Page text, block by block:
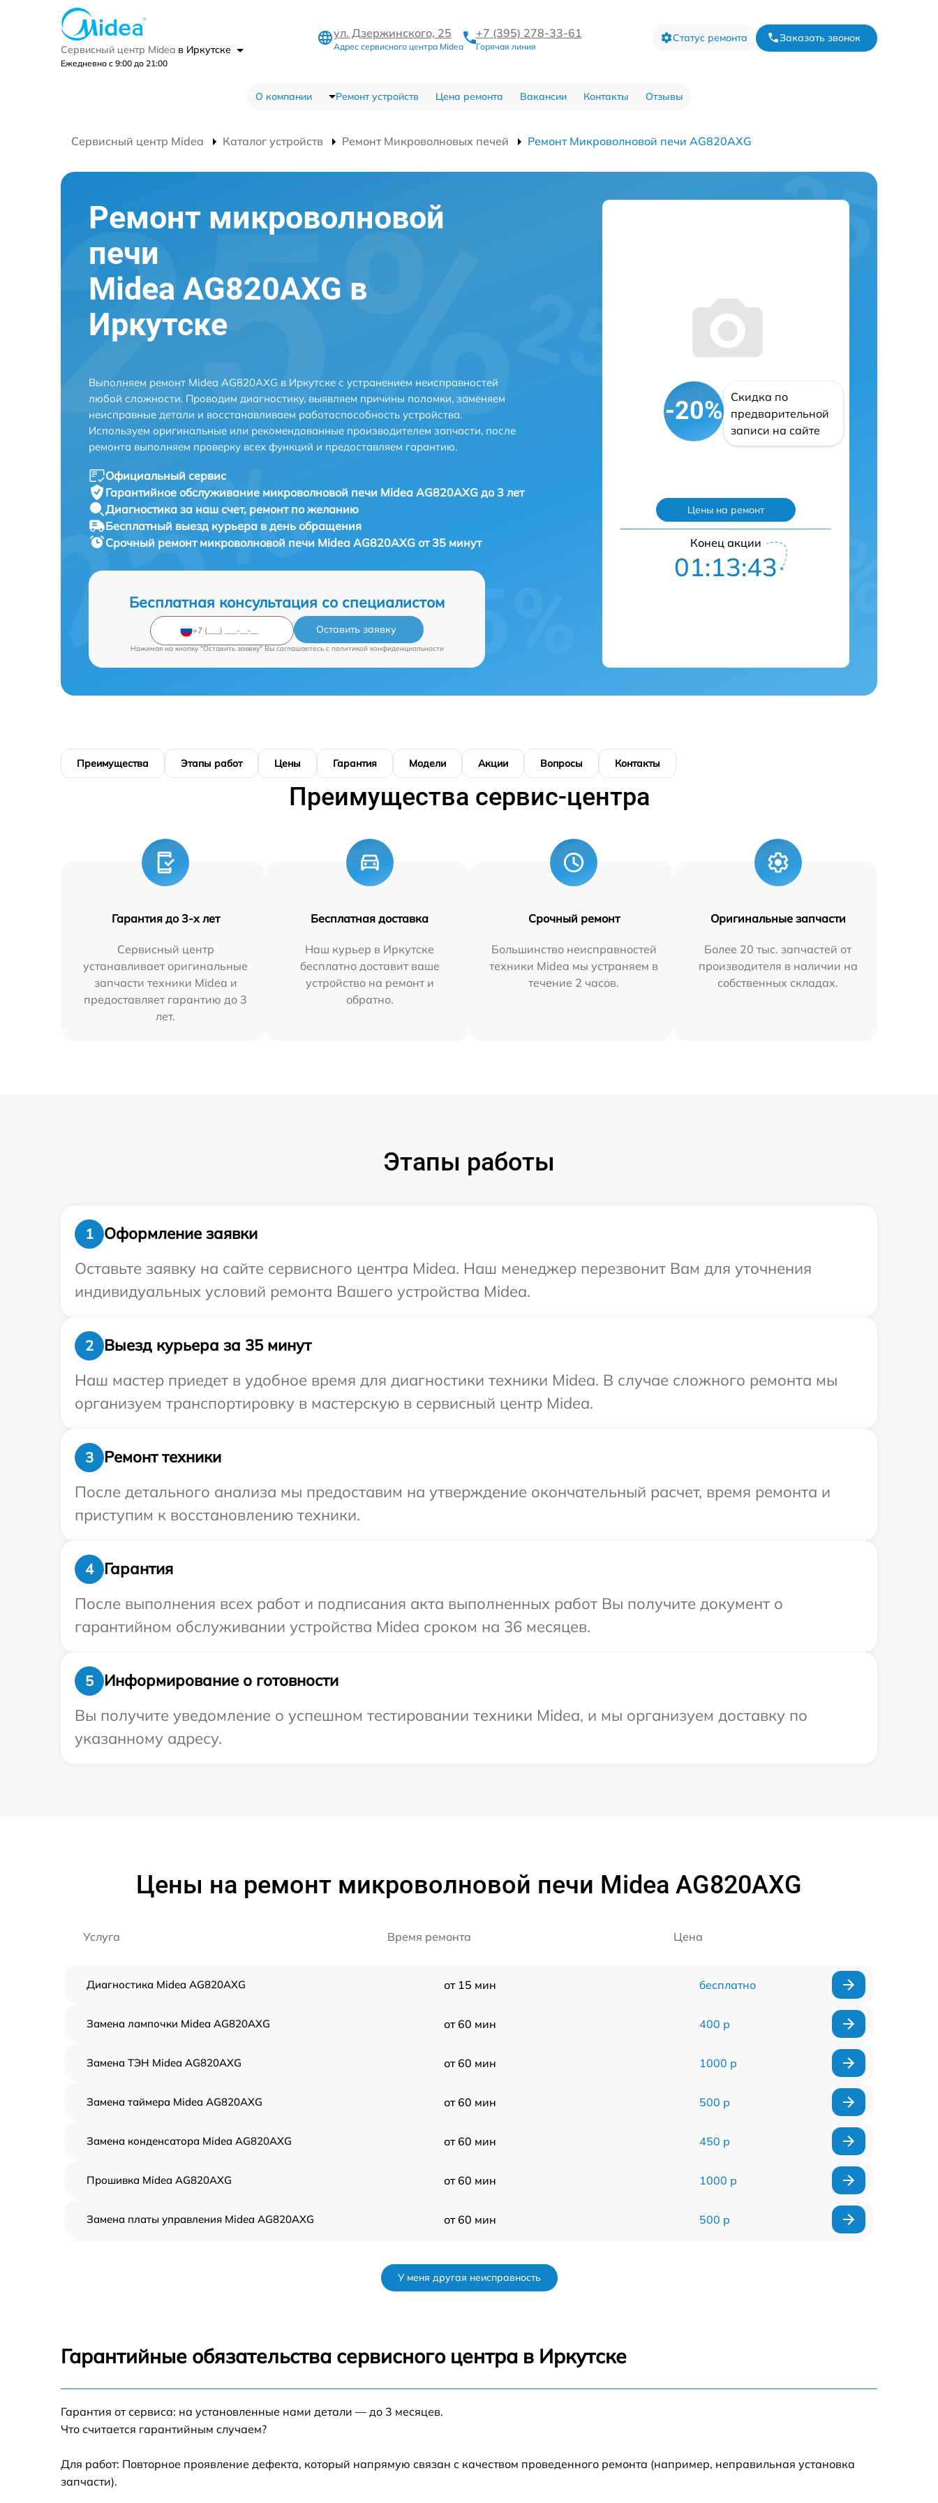
Сервисный центр Midea в Иркутске
Ежедневно с 9:00 до 21:00
ул. Дзержинского, 25
Адрес сервисного центра Midea
+7 (395) 278-33-61
Горячая линия
Статус ремонта Заказать звонок
О компании Ремонт устройств Цена ремонта Вакансии Контакты Отзывы
Сервисный центр Midea Каталог устройств Ремонт Микроволновых печей Ремонт Микроволновой печи AG820AXG
Ремонт микроволновой
печи
Midea AG820AXG в
Иркутске
Выполняем ремонт Midea AG820AXG в Иркутске с устранением неисправностей
любой сложности. Проводим диагностику, выявляем причины поломки, заменяем
неисправные детали и восстанавливаем работоспособность устройства.
Используем оригинальные или рекомендованные производителем запчасти, после
ремонта выполняем проверку всех функций и предоставляем гарантию.
Официальный сервис
Гарантийное обслуживание микроволновой печи Midea AG820AXG до 3 лет
Диагностика за наш счет, ремонт по желанию
Бесплатный выезд курьера в день обращения
Срочный ремонт микроволновой печи Midea AG820AXG от 35 минут
Бесплатная консультация со специалистом
Оставить заявку
Нажимая на кнопку "Оставить заявку" Вы соглашаетесь c политикой конфиденциальности
-20%
Скидка по
предварительной
записи на сайте
Цены на ремонт
Конец акции
01:13:42
Преимущества Этапы работ Цены Гарантия Модели Акции Вопросы Контакты
Преимущества сервис-центра
Гарантия до 3-х лет
Сервисный центр
устанавливает оригинальные
запчасти техники Midea и
предоставляет гарантию до 3
лет.
Бесплатная доставка
Наш курьер в Иркутске
бесплатно доставит ваше
устройство на ремонт и
обратно.
Срочный ремонт
Большинство неисправностей
техники Midea мы устраняем в
течение 2 часов.
Оригинальные запчасти
Более 20 тыс. запчастей от
производителя в наличии на
собственных складах.
Этапы работы
1
Оформление заявки
Оставьте заявку на сайте сервисного центра Midea. Наш менеджер перезвонит Вам для уточнения
индивидуальных условий ремонта Вашего устройства Midea.
2
Выезд курьера за 35 минут
Наш мастер приедет в удобное время для диагностики техники Midea. В случае сложного ремонта мы
организуем транспортировку в мастерскую в сервисный центр Midea.
3
Ремонт техники
После детального анализа мы предоставим на утверждение окончательный расчет, время ремонта и
приступим к восстановлению техники.
4
Гарантия
После выполнения всех работ и подписания акта выполненных работ Вы получите документ о
гарантийном обслуживании устройства Midea сроком на 36 месяцев.
5
Информирование о готовности
Вы получите уведомление о успешном тестировании техники Midea, и мы организуем доставку по
указанному адресу.
Цены на ремонт микроволновой печи Midea AG820AXG
Услуга Время ремонта Цена
Диагностика Midea AG820AXG от 15 мин бесплатно
Замена лампочки Midea AG820AXG от 60 мин 400 р
Замена ТЭН Midea AG820AXG от 60 мин 1000 р
Замена таймера Midea AG820AXG от 60 мин 500 р
Замена конденсатора Midea AG820AXG от 60 мин 450 р
Прошивка Midea AG820AXG от 60 мин 1000 р
Замена платы управления Midea AG820AXG от 60 мин 500 р
Ремонт волновода Midea AG820AXG
AG820AXG
У меня другая неисправность
Гарантийные обязательства сервисного центра в Иркутске
Гарантия от сервиса: на установленные нами детали — до 3 месяцев.
Что считается гарантийным случаем?
Для работ: Повторное проявление дефекта, который напрямую связан с качеством проведенного ремонта (например, неправильная установка
запчасти).